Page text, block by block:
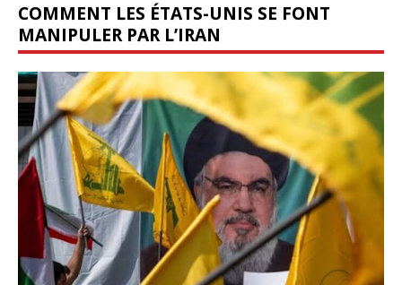
COMMENT LES ÉTATS-UNIS SE FONT
MANIPULER PAR L’IRAN